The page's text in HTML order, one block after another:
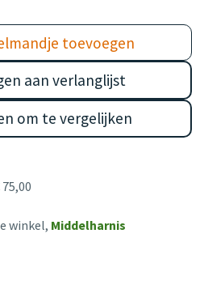
toevoegen
om te vergelijken
aan verlanglijst
winkel, Middelharnis